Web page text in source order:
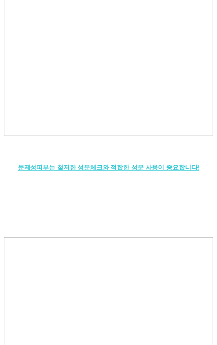
문제성피부는 철저한 성분체크와 적합한 성분 사용이 중요합니다!